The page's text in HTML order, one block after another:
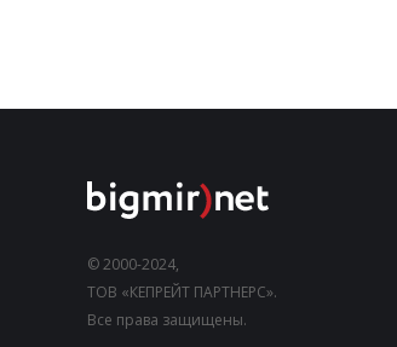
© 2000-2024,
ТОВ «КЕПРЕЙТ ПАРТНЕРС».
Все права защищены.